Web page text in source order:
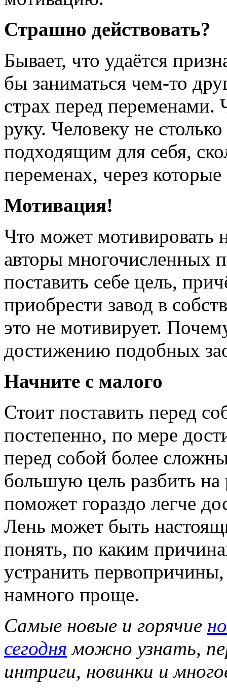
Страшно действовать?
Бывает, что удаётся
бы заниматься чем-то
страх перед переменами.
руку. Человеку не
подходящим для себя,
переменах, через
Мотивация!
Что может мотивировать
авторы многочисленных
поставить себе цель,
приобрести завод в
это не мотивирует.
достижению подобных
Начните с малого
Стоит поставить перед
постепенно, по мере
перед собой более
большую цель разбить
поможет гораздо легче
Лень может быть
понять, по каким
устранить
намного проще.
Самые новые и горячие
сегодня можно узнать,
интриги, новинки и